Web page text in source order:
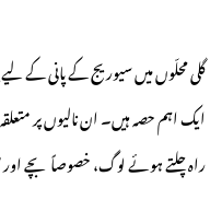
گلی محلّوں میں سیوریج کے پانی کے لیے
ایک اہم حصہ ہیں۔ ان نالیوں پر
راہ چلتے ہوئے لوگ، خصوصاً بچے